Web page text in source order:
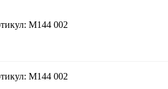
M144 002
M144 002